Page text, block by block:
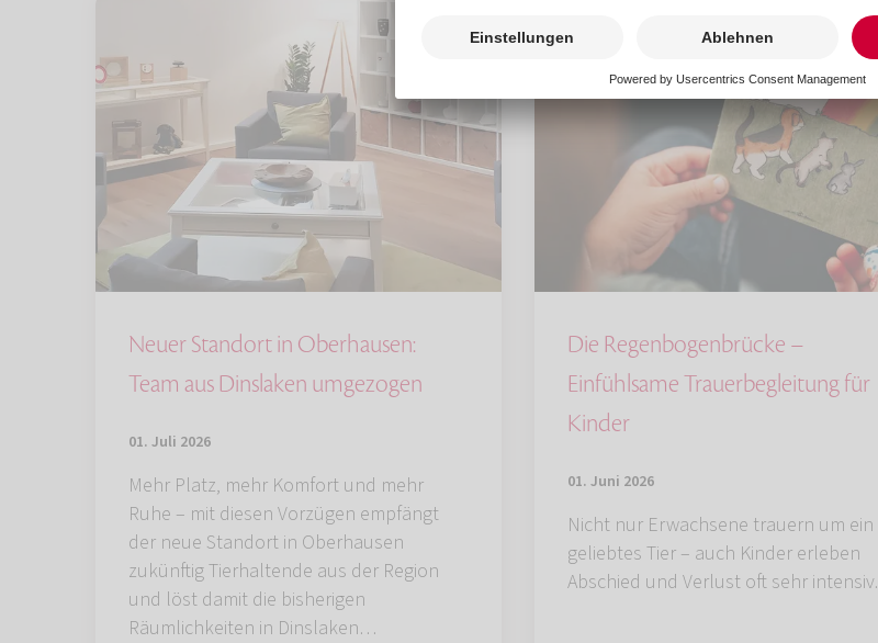
Neuer Standort in Oberhausen:
Team aus Dinslaken umgezogen
01. Juli 2026
Mehr Platz, mehr Komfort und mehr
Ruhe – mit diesen Vorzügen empfängt
der neue Standort in Oberhausen
zukünftig Tierhaltende aus der Region
und löst damit die bisherigen
Räumlichkeiten in Dinslaken…
Die Regenbogenbrücke –
Einfühlsame Trauerbegleitung für
Kinder
01. Juni 2026
Nicht nur Erwachsene trauern um ein
geliebtes Tier – auch Kinder erleben
Abschied und Verlust oft sehr intensiv.